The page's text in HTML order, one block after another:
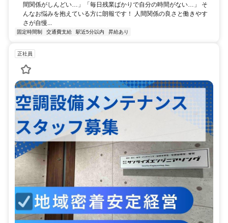
間関係がしんどい…」「毎日残業ばかりで自分の時間がない…」 そ
んなお悩みを抱えている方に朗報です！ 人間関係の良さと働きやす
さが自慢...
固定時間制 交通費支給 駅近5分以内 昇給あり
正社員